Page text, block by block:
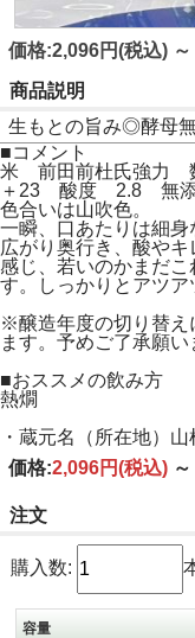
価格:2,096円(税込) ～
商品説明
生もとの旨み◎酵母無
■コメント
米 前田前杜氏強力
＋23 酸度 2.8 無
色合いは山吹色。
一瞬、口あたりは細
広がり奥行き、酸や
感じ、若いのかまだ
す。しっかりとアツア
※醸造年度の切り替え
ます。予めご了承願い
■おススメの飲み方
熱燗
・蔵元名（所在地）
価格:2,096円(税込) ～
注文
購入数:
容量